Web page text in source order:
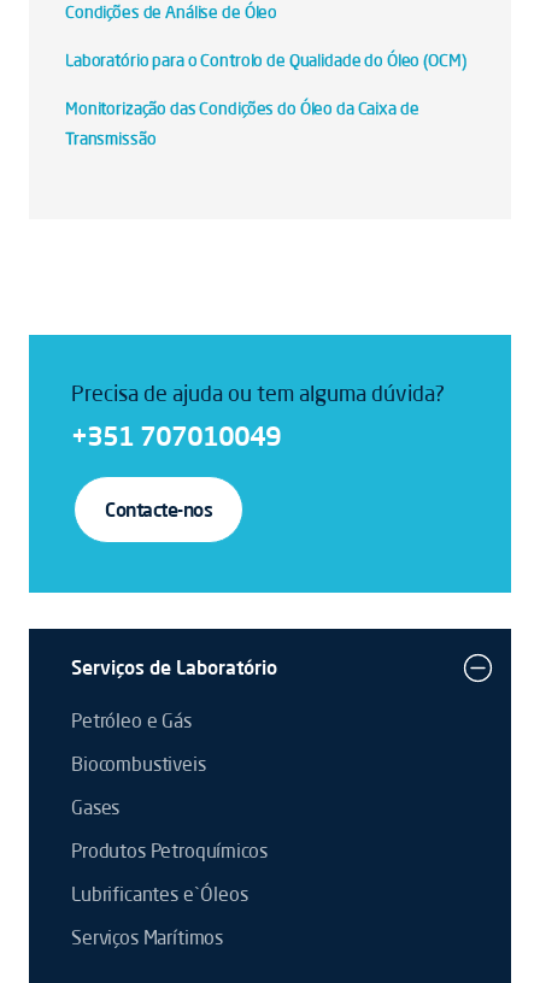
Condições de Análise de Óleo
Laboratório para o Controlo de Qualidade do Óleo (OCM)
Monitorização das Condições do Óleo da Caixa de
Transmissão
Precisa de ajuda ou tem alguma dúvida?
+351 707010049
Contacte-nos
Serviços de Laboratório
Petróleo e Gás
Biocombustiveis
Gases
Produtos Petroquímicos
Lubrificantes e`Óleos
Serviços Marítimos